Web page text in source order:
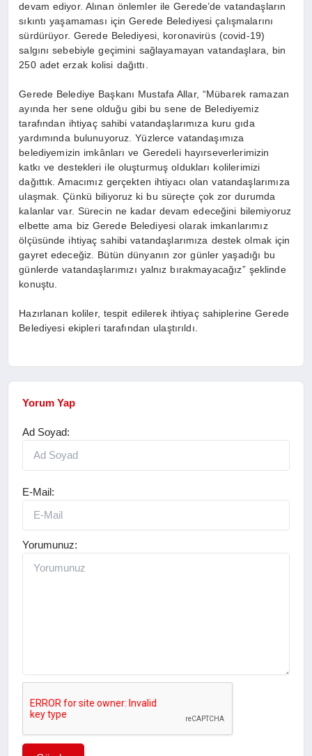
devam ediyor. Alınan önlemler ile Gerede’de vatandaşların
sıkıntı yaşamaması için Gerede Belediyesi çalışmalarını
sürdürüyor. Gerede Belediyesi, koronavirüs (covid-19)
salgını sebebiyle geçimini sağlayamayan vatandaşlara, bin
250 adet erzak kolisi dağıttı.
Gerede Belediye Başkanı Mustafa Allar, “Mübarek ramazan
ayında her sene olduğu gibi bu sene de Belediyemiz
tarafından ihtiyaç sahibi vatandaşlarımıza kuru gıda
yardımında bulunuyoruz. Yüzlerce vatandaşımıza
belediyemizin imkânları ve Geredeli hayırseverlerimizin
katkı ve destekleri ile oluşturmuş oldukları kolilerimizi
dağıttık. Amacımız gerçekten ihtiyacı olan vatandaşlarımıza
ulaşmak. Çünkü biliyoruz ki bu süreçte çok zor durumda
kalanlar var. Sürecin ne kadar devam edeceğini bilemiyoruz
elbette ama biz Gerede Belediyesi olarak imkanlarımız
ölçüsünde ihtiyaç sahibi vatandaşlarımıza destek olmak için
gayret edeceğiz. Bütün dünyanın zor günler yaşadığı bu
günlerde vatandaşlarımızı yalnız bırakmayacağız” şeklinde
konuştu.
Hazırlanan koliler, tespit edilerek ihtiyaç sahiplerine Gerede
Belediyesi ekipleri tarafından ulaştırıldı.
Yorum Yap
Ad Soyad:
E-Mail:
Yorumunuz: